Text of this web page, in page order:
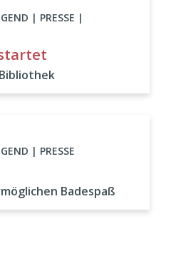
| PRESSE |
| PRESSE
Badespaß